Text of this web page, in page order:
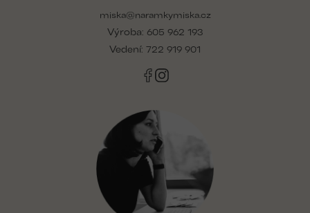
miska@naramkymiska.cz
Výroba: 605 962 193
Vedení: 722 919 901